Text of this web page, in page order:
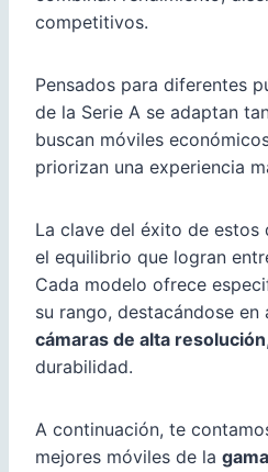
competitivos.
Pensados para diferentes
de la Serie A se adaptan
buscan móviles
priorizan una experiencia
La clave del éxito de
el equilibrio que logran
Cada modelo ofrece
su rango, destacándose
cámaras de alta resolución
durabilidad.
A continuación, te
mejores móviles de la